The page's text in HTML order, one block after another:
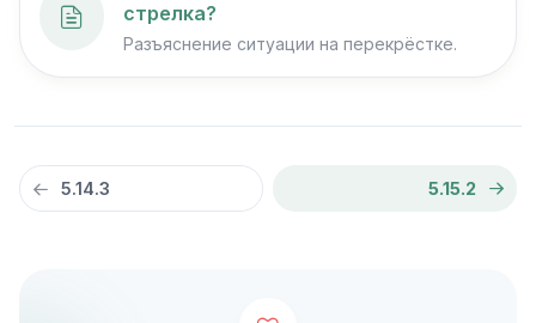
стрелка?
Разъяснение ситуации на перекрёстке.
5.14.3 5.15.2